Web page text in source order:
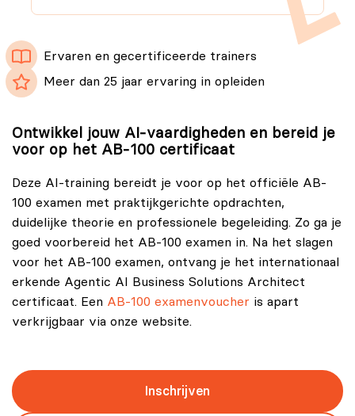
Ervaren en gecertificeerde trainers
Meer dan 25 jaar ervaring in opleiden
Ontwikkel jouw AI-vaardigheden en bereid je
voor op het AB-100 certificaat
Deze AI-training bereidt je voor op het officiële AB-
100 examen met praktijkgerichte opdrachten,
duidelijke theorie en professionele begeleiding. Zo ga je
goed voorbereid het AB-100 examen in. Na het slagen
voor het AB-100 examen, ontvang je het internationaal
erkende Agentic AI Business Solutions Architect
certificaat. Een AB-100 examenvoucher is apart
verkrijgbaar via onze website.
Inschrijven